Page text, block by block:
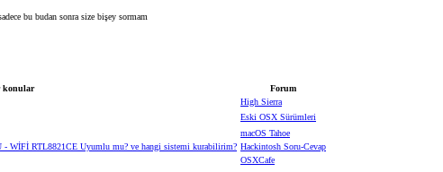
bu budan sonra size bişey sormam
konular
Forum
High Sierra
Eski OSX Sürümleri
macOS Tahoe
WİFİ RTL8821CE Uyumlu mu? ve hangi sistemi kurabilirim? Hackintosh Soru-Cevap
OSXCafe